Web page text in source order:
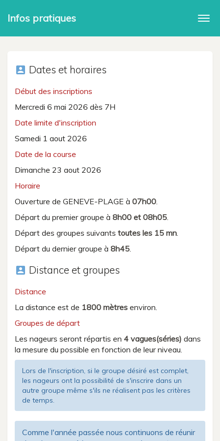
Infos pratiques
account_box Dates et horaires
Début des inscriptions
Mercredi 6 mai 2026 dès 7H
Date limite d'inscription
Samedi 1 aout 2026
Date de la course
Dimanche 23 aout 2026
Horaire
Ouverture de GENEVE-PLAGE à 07h00.
Départ du premier groupe à 8h00 et 08h05.
Départ des groupes suivants toutes les 15 mn.
Départ du dernier groupe à 8h45.
account_box Distance et groupes
Distance
La distance est de 1800 mètres environ.
Groupes de départ
Les nageurs seront répartis en 4 vagues(séries) dans
la mesure du possible en fonction de leur niveau.
Lors de l'inscription, si le groupe désiré est complet,
les nageurs ont la possibilité de s'inscrire dans un
autre groupe même s'ils ne réalisent pas les critères
de temps.
Comme l'année passée nous continuons de réunir